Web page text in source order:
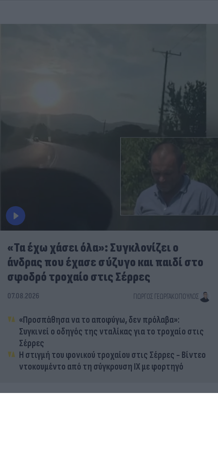
«Τα έχω χάσει όλα»: Συγκλονίζει ο
άνδρας που έχασε σύζυγο και παιδί στο
σφοδρό τροχαίο στις Σέρρες
07.08.2026 ΓΙΏΡΓΟΣ ΓΕΩΡΓΑΚΌΠΟΥΛΟΣ
«Προσπάθησα να το αποφύγω, δεν πρόλαβα»:
Συγκινεί ο οδηγός της νταλίκας για το τροχαίο στις
Σέρρες
Η στιγμή του φονικού τροχαίου στις Σέρρες - Βίντεο
ντοκουμέντο από τη σύγκρουση ΙΧ με φορτηγό